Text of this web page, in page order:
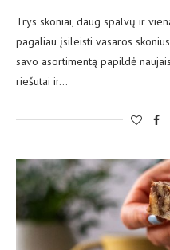
Trys skoniai, daug spalvų ir
pagaliau įsileisti vasaros
savo asortimentą papildė
riešutai ir…